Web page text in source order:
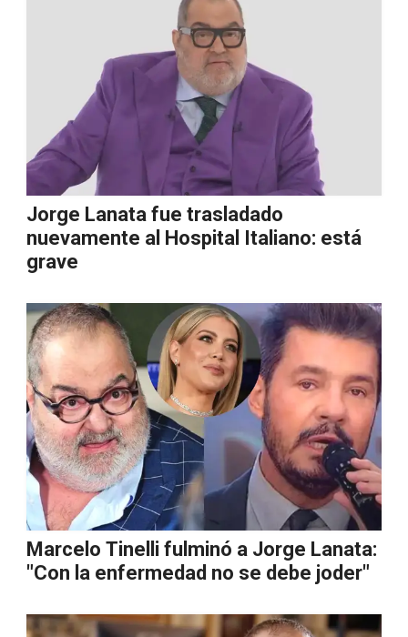
Jorge Lanata fue trasladado
nuevamente al Hospital Italiano: está
grave
Marcelo Tinelli fulminó a Jorge Lanata:
"Con la enfermedad no se debe joder"